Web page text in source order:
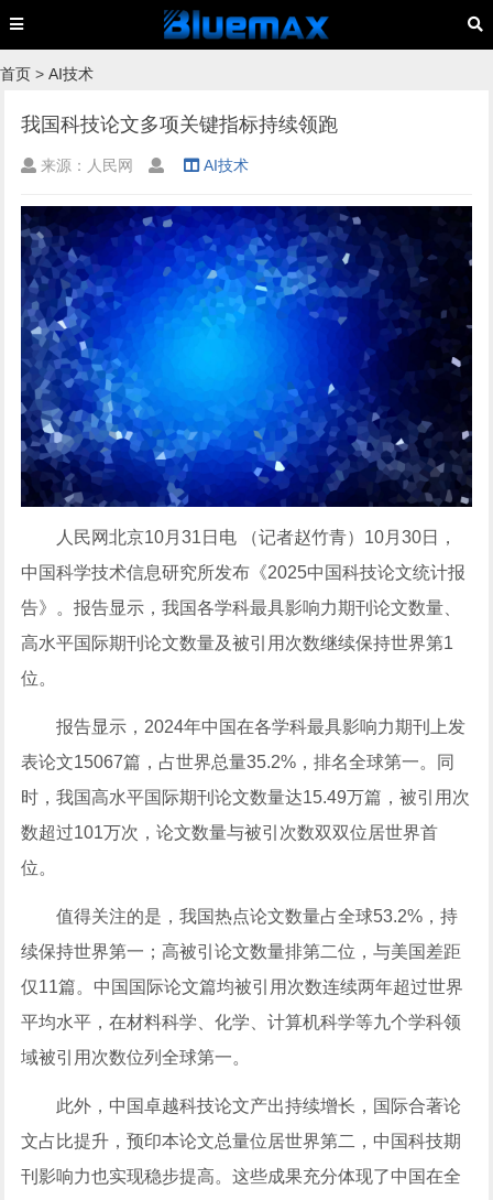
首页 > AI技术
我国科技论文多项关键指标持续领跑
来源：人民网 AI技术
人民网北京10月31日电 （记者赵竹青）10月30日，
中国科学技术信息研究所发布《2025中国科技论文统计报
告》。报告显示，我国各学科最具影响力期刊论文数量、
高水平国际期刊论文数量及被引用次数继续保持世界第1
位。
报告显示，2024年中国在各学科最具影响力期刊上发
表论文15067篇，占世界总量35.2%，排名全球第一。同
时，我国高水平国际期刊论文数量达15.49万篇，被引用次
数超过101万次，论文数量与被引次数双双位居世界首
位。
值得关注的是，我国热点论文数量占全球53.2%，持
续保持世界第一；高被引论文数量排第二位，与美国差距
仅11篇。中国国际论文篇均被引用次数连续两年超过世界
平均水平，在材料科学、化学、计算机科学等九个学科领
域被引用次数位列全球第一。
此外，中国卓越科技论文产出持续增长，国际合著论
文占比提升，预印本论文总量位居世界第二，中国科技期
刊影响力也实现稳步提高。这些成果充分体现了中国在全